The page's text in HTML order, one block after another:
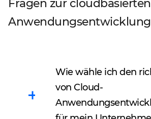
Fragen zur cloudbasierten
Anwendungsentwicklung
Wie wähle ich den
von Cloud-